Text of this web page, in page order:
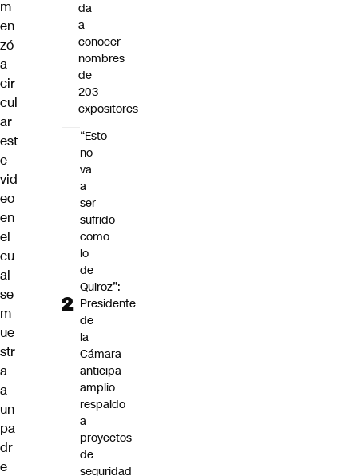
m
en
zó
a
cir
cul
ar
est
e
vid
eo
en
el
cu
al
se
m
ue
str
a
a
un
pa
dr
e
da
a
conocer
nombres
de
203
expositores
“Esto
no
va
a
ser
sufrido
como
lo
de
Quiroz”:
Presidente
de
la
Cámara
anticipa
amplio
respaldo
a
proyectos
de
seguridad